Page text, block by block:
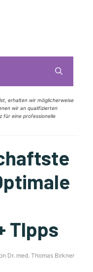
erhalten wir möglicherweise
wir an qualifizierten
für eine professionelle
TIpps
Dr. med. Thomas Birkner